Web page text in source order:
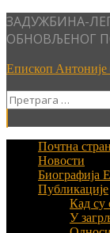
Skip
to
ЗАДУЖБИНА-
ОБНОВЉЕНОГ
Епископ
Претрага
Почтна
Новости
Биографија
Публикације
Кад су
У